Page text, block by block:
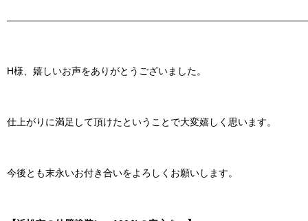
H様、嬉しいお声をありがとうございました。
仕上がりに満足して頂けたということで大変嬉しく思います。
今後とも末永いお付き合いをよろしくお願いします。